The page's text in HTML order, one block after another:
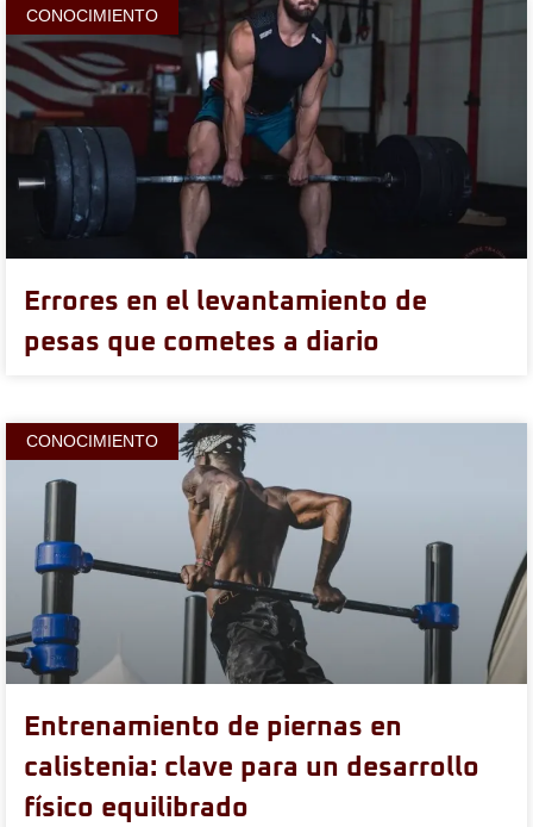
CONOCIMIENTO
Errores en el levantamiento de
pesas que cometes a diario
CONOCIMIENTO
Entrenamiento de piernas en
calistenia: clave para un desarrollo
físico equilibrado